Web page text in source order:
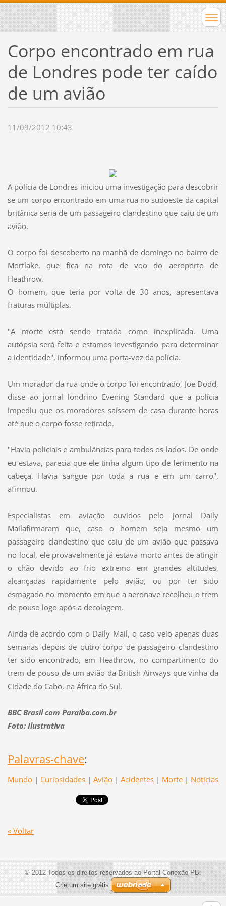
Corpo encontrado em rua
de Londres pode ter caído
de um avião
11/09/2012 10:43
A polícia de Londres iniciou uma investigação para descobrir
se um corpo encontrado em uma rua no sudoeste da capital
britânica seria de um passageiro clandestino que caiu de um
avião.
O corpo foi descoberto na manhã de domingo no bairro de
Mortlake, que fica na rota de voo do aeroporto de
Heathrow.
O homem, que teria por volta de 30 anos, apresentava
fraturas múltiplas.
"A morte está sendo tratada como inexplicada. Uma
autópsia será feita e estamos investigando para determinar
a identidade", informou uma porta-voz da polícia.
Um morador da rua onde o corpo foi encontrado, Joe Dodd,
disse ao jornal londrino Evening Standard que a polícia
impediu que os moradores saíssem de casa durante horas
até que o corpo fosse retirado.
"Havia policiais e ambulâncias para todos os lados. De onde
eu estava, parecia que ele tinha algum tipo de ferimento na
cabeça. Havia sangue por toda a rua e em um carro",
afirmou.
Especialistas em aviação ouvidos pelo jornal Daily
Mailafirmaram que, caso o homem seja mesmo um
passageiro clandestino que caiu de um avião que passava
no local, ele provavelmente já estava morto antes de atingir
o chão devido ao frio extremo em grandes altitudes,
alcançadas rapidamente pelo avião, ou por ter sido
esmagado no momento em que a aeronave recolheu o trem
de pouso logo após a decolagem.
Ainda de acordo com o Daily Mail, o caso veio apenas duas
semanas depois de outro corpo de passageiro clandestino
ter sido encontrado, em Heathrow, no compartimento do
trem de pouso de um avião da British Airways que vinha da
Cidade do Cabo, na África do Sul.
BBC Brasil com Paraíba.com.br
Foto: Ilustrativa
Palavras-chave:
Mundo | Curiosidades | Avião | Acidentes | Morte | Notícias
« Voltar
© 2012 Todos os direitos reservados ao Portal Conexão PB.
Crie um site grátis